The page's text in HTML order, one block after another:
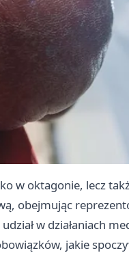
w oktagonie, lecz
obejmując
w działaniach
jakie